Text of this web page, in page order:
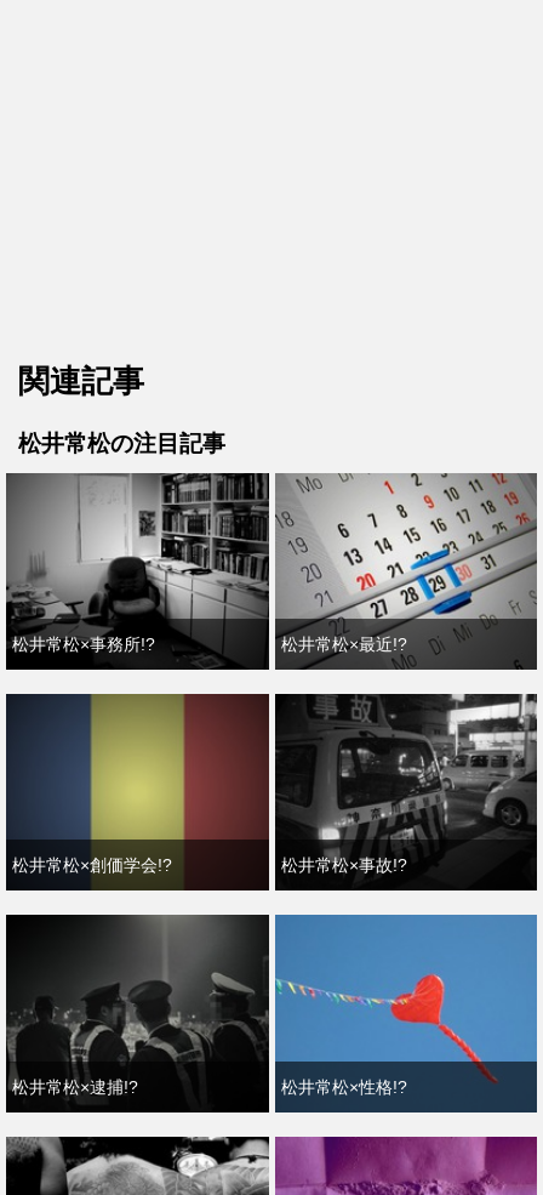
関連記事
松井常松の注目記事
松井常松×事務所!? 松井常松×最近!?
松井常松×創価学会!? 松井常松×事故!?
松井常松×逮捕!? 松井常松×性格!?